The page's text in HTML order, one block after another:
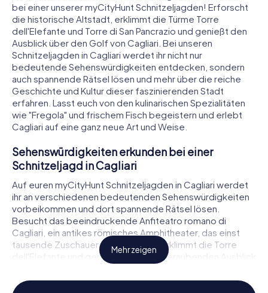
bei einer unserer myCityHunt Schnitzeljagden! Erforscht
die historische Altstadt, erklimmt die Türme Torre
dell'Elefante und Torre di San Pancrazio und genießt den
Ausblick über den Golf von Cagliari. Bei unseren
Schnitzeljagden in Cagliari werdet ihr nicht nur
bedeutende Sehenswürdigkeiten entdecken, sondern
auch spannende Rätsel lösen und mehr über die reiche
Geschichte und Kultur dieser faszinierenden Stadt
erfahren. Lasst euch von den kulinarischen Spezialitäten
wie "Fregola" und frischem Fisch begeistern und erlebt
Cagliari auf eine ganz neue Art und Weise.
Sehenswürdigkeiten erkunden bei einer
Schnitzeljagd in Cagliari
Auf euren myCityHunt Schnitzeljagden in Cagliari werdet
ihr an verschiedenen bedeutenden Sehenswürdigkeiten
vorbeikommen und dort spannende Rätsel lösen.
Besucht das beeindruckende Anfiteatro romano di
Cagliari, ein antikes römisches Amphitheater, das einst
tausende Zuschauer beherbergte. Erklimmt die Torre
dell'Elefante und genießt den atemberaubenden Ausblick
Highlight ist die Cattedrale di Santa Maria, eine prächtige
Mehr zeigen